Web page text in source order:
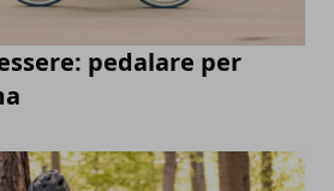
pedalare per